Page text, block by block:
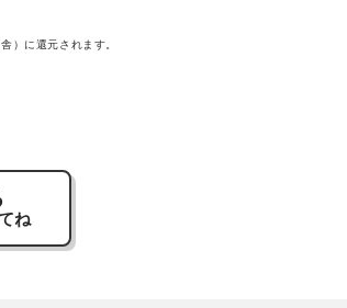
）に還元されます。
ね